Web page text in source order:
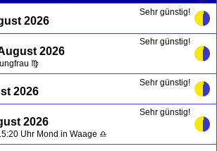
2026
Sehr günstig!
2026
Sehr günstig!
♍
2026
Sehr günstig!
2026
Sehr günstig!
Uhr Mond in Waage ♎